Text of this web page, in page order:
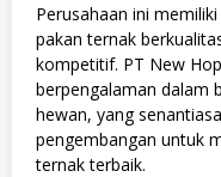
Perusahaan ini
pakan ternak
kompetitif. PT New
berpengalaman dalam
hewan, yang
pengembangan untuk
ternak terbaik.